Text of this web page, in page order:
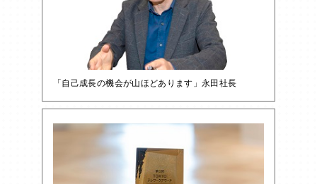
「自己成長の機会が山ほどあります」永田社長